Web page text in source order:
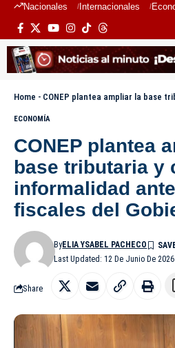
Nacionales Internacionales
Home - CONEP plantea ampliar la base tributaria y combatir
ECONOMÍA
CONEP plantea
base tributaria y
informalidad
fiscales del
Last Updated: 12 De Junio De
ByELIA YSABEL PACHECO
Share